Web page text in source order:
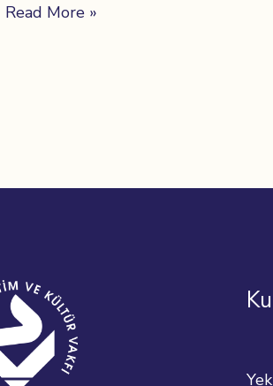
Read More »